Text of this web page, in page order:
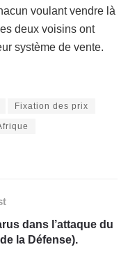
voulant vendre là
deux voisins ont
système de vente.
Fixation des prix
dans l’attaque du
la Défense).